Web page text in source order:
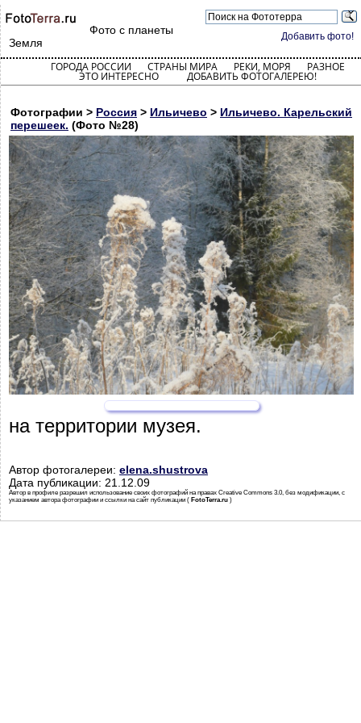
Добавить фото!
Фото с планеты
Земля
ГОРОДА РОССИИ СТРАНЫ МИРА РЕКИ, МОРЯ РАЗНОЕ
ЭТО ИНТЕРЕСНО ДОБАВИТЬ ФОТОГАЛЕРЕЮ!
Фотографии > Россия > Ильичево > Ильичево. Карельский
перешеек. (Фото №28)
на территории музея.
Автор фотогалереи: elena.shustrova
Дата публикации: 21.12.09
Автор в профиле разрешил использование своих фотографий на правах Creative Commons 3.0, без модификации, с
указанием автора фотографии и ссылки на сайт публикации ( FotoTerra.ru )